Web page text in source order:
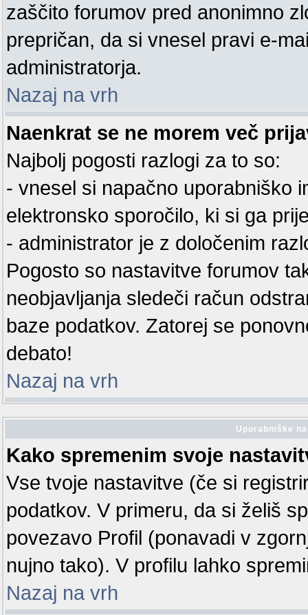
zaščito forumov pred anonimno
prepričan, da si vnesel pravi e-
administratorja.
Nazaj na vrh
Naenkrat se ne morem več
Najbolj pogosti razlogi za to so:
- vnesel si napačno uporabniško
elektronsko sporočilo, ki si ga
- administrator je z določenim
Pogosto so nastavitve forumov
neobjavljanja sledeči račun
baze podatkov. Zatorej se
debato!
Nazaj na vrh
Uporabniške
Kako spremenim svoje
Vse tvoje nastavitve (če si
podatkov. V primeru, da si želiš
povezavo Profil (ponavadi v
nujno tako). V profilu lahko
Nazaj na vrh